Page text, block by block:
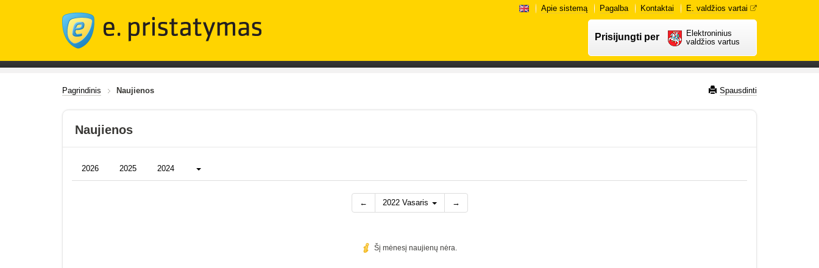
Apie sistemą Pagalba Kontaktai E. valdžios vartai
Prisijungti per
Elektroninius
valdžios vartus
Pagrindinis Naujienos Spausdinti
Naujienos
2026 2025 2024 Daugiau...
← 2022 Vasaris →
Šį mėnesį naujienų nėra.